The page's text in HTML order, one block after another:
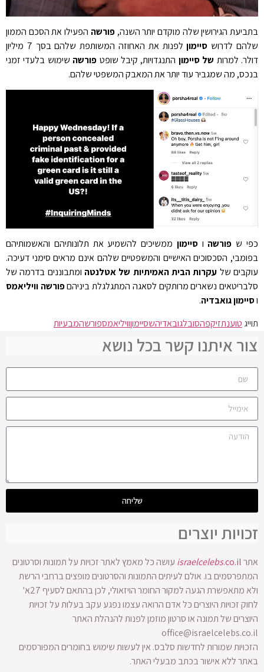
בתביעת הגירושין שלה מוקדם יותר השנה,פורשה הפעילו את הסכם הממון
שלהם לדרוש סיימון
לפנות את האחוזה המשותפת שלהם בסך 7 מיליון
דולר. למרות של סיימון התנגדויות, קיבל שופט פורשה שימוש בלעדי זמני
בנכס, מה שמגביר עוד יותר את המאבק המשפטי שלהם.
כפי ש פורשה ו סיימון ממשיכים להשמיע את תלונותיהם והאשמותיהם
בפומבי, הסכסוכים האישיים והמשפטיים שלהם אינם מראים סימני דעיכה.
עוקבים של עקרות הבית האמיתיות של אטלנטה ומתבוננים בדרמה של
סלבריטאים נשארים מרותקים לסאגה המתגלגלת ביניהםפורשה וויליאמס
וסיימון גואבדיה.
תוייג טוענתזיקפהסובלגובאדיהשסיימוןוויליאמספורשהמבעיות
צור איתנו קשר בכל נושא
שליחה
זכויות יוצרים
אתר israelcelebs.co.il
עושה כל מאמץ לאתר זכויות על תמונות וסרטונים
המתפרסמים בו. אולם לעיתים התמונות והסרטונים מופצים ברחבי הרשת
ולא מתאפשרת הגעה למקור החומר הויזאולי, לכן בהתאם לסעיף 27א'
לחוק זכויות היוצרים כל אדם הרואה עצמו נפגע עקב בעלות על זכויות
היוצרים של תמונה או סרטון מוזמן לפנות להנהלת האתר
office@israelcelebs.co.il
הזכויות שמורות לחדשות סלבס. אין לעשות שימוש בחומרים המפורסמים
באתר ללא אישור בכתב מבעלי האתר.